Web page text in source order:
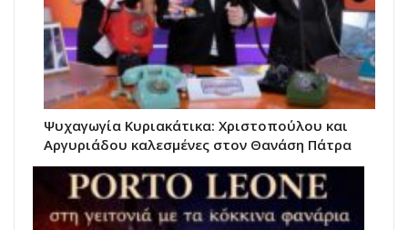
Ψυχαγωγία Κυριακάτικα: Χριστοπούλου και
Αργυριάδου καλεσμένες στον Θανάση Πάτρα